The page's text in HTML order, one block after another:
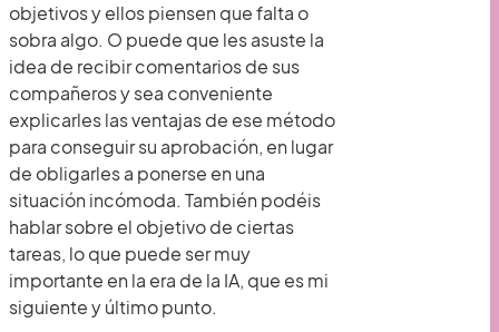
objetivos y ellos piensen que falta o
sobra algo. O puede que les asuste la
idea de recibir comentarios de sus
compañeros y sea conveniente
explicarles las ventajas de ese método
para conseguir su aprobación, en lugar
de obligarles a ponerse en una
situación incómoda. También podéis
hablar sobre el objetivo de ciertas
tareas, lo que puede ser muy
importante en la era de la IA, que es mi
siguiente y último punto.